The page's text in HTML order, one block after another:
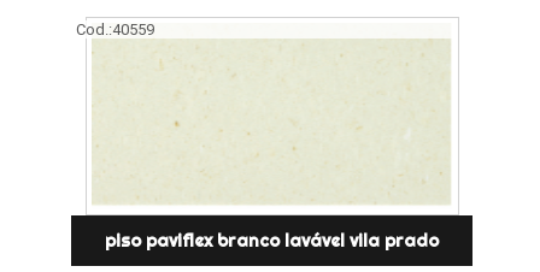
Cod.:40559
piso paviflex branco lavável vila prado